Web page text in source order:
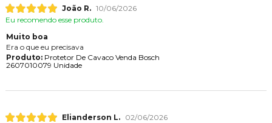
João R. 10/06/2026
Eu recomendo esse produto.
Muito boa
Era o que eu precisava
Produto:Protetor De Cavaco Venda Bosch
2607010079 Unidade
Elianderson L.
02/06/2026